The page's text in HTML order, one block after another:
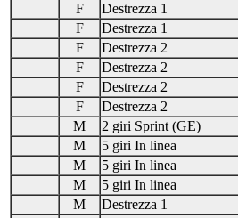
F
Destrezza 1
F
Destrezza 1
F
Destrezza 2
F
Destrezza 2
F
Destrezza 2
F
Destrezza 2
M
2 giri Sprint (GE)
M
5 giri In linea
M
5 giri In linea
M
5 giri In linea
M
Destrezza 1